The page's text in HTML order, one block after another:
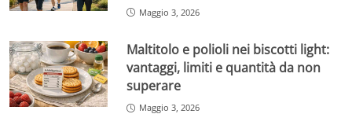
Maggio 3, 2026
Maltitolo e polioli nei biscotti light:
vantaggi, limiti e quantità da non
superare
Maggio 3, 2026